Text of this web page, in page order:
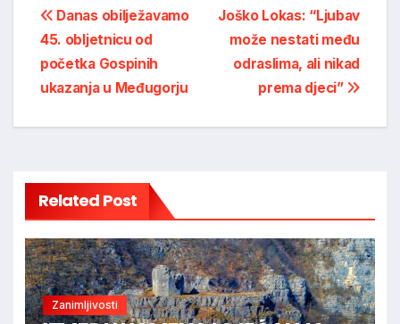
Post
navigation
Joško Lokas: “Ljubav
može nestati među
odraslima, ali nikad
prema djeci”
Danas obilježavamo
45. obljetnicu od
početka Gospinih
ukazanja u Međugorju
Related Post
Zanimljivosti